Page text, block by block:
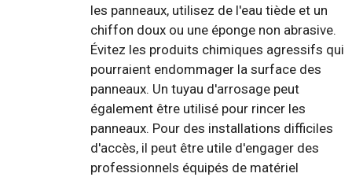
les panneaux, utilisez de l'eau tiède et un
chiffon doux ou une éponge non abrasive.
Évitez les produits chimiques agressifs qui
pourraient endommager la surface des
panneaux. Un tuyau d'arrosage peut
également être utilisé pour rincer les
panneaux. Pour des installations difficiles
d'accès, il peut être utile d'engager des
professionnels équipés de matériel